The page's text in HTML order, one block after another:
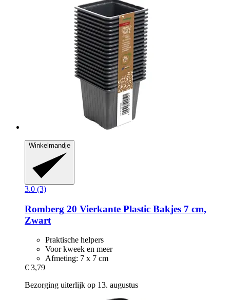
Winkelmandje
3.0 (3)
Romberg 20 Vierkante Plastic Bakjes 7 cm,
Zwart
Praktische helpers
Voor kweek en meer
Afmeting: 7 x 7 cm
€ 3,79
Bezorging uiterlijk op 13. augustus